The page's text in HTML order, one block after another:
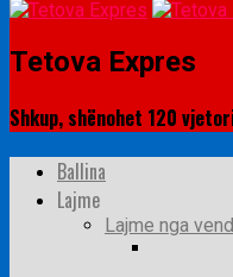
Tetova Expres
Shkup, shënohet 120
Ballina
Lajme
Lajme nga